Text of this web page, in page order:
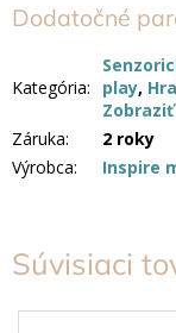
Súvisiaci
Dodatočné
Kategória:
play,
Záruka:
2 roky
Výrobca: Inspire